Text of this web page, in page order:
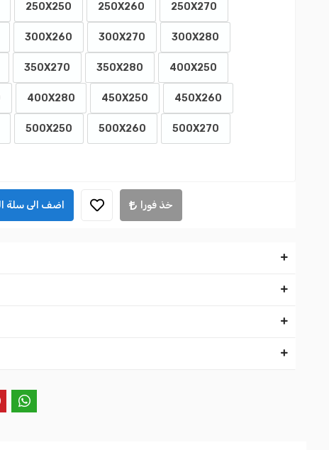
250X250 250X260 250X270
300X260 300X270 300X280
350X270 350X280 400X250
400X280 450X250 450X260
500X250 500X260 500X270
اضف الى سلة خذ فورا